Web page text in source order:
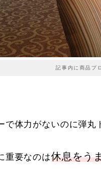
記事内に商品プ
で体力がないのに弾丸
重要なのは休息をう